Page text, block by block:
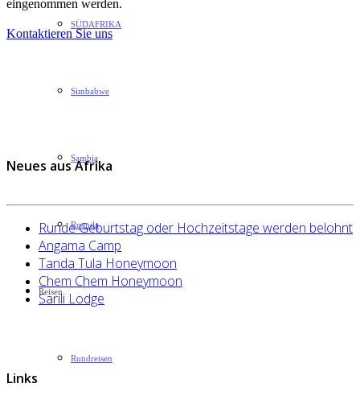
SÜDAFRIKA
Simbabwe
Sambia
Ruanda
Reisen
Rundreisen
eingenommen werden.
Kontaktieren Sie uns
Neues aus Afrika
Runde Geburtstag oder Hochzeitstage werden belohnt
Angama Camp
Tanda Tula Honeymoon
Chem Chem Honeymoon
Sarili Lodge
Links